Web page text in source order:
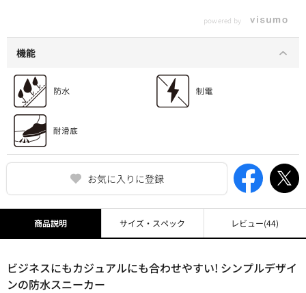
お気に入りに登録
powered by
機能
商品説明
ビジネスにもカジュアルにも合わせやすい! シンプルデザイ
ンの防水スニーカー
サイズ・スペック レビュー(44)